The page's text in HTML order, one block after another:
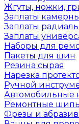
Жгуты, ножки,
Заплаты
Заплаты
Заплаты
Наборы для
Пакеты для шин
Резина сырая
Нарезка
Ручной
Автомобильные
Ремонтные
Фрезы и